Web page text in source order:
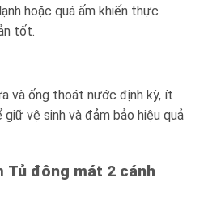
hoặc quá ấm khiến thực
tốt.
và ống thoát nước định kỳ, ít
vệ sinh và đảm bảo hiệu quả
Tủ đông mát 2 cánh